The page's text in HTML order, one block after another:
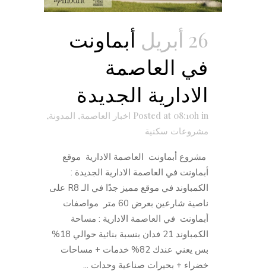
26 أبريل
أبماونت
في العاصمة
الادارية الجديدة
Posted at 08:10h in اخبار العاصمة, المدونة,
مشروعات سكنية
مشروع أبماونت العاصمة الادارية موقع
أبماونت في العاصمة الادارية الجديدة :
الكمباوند في موقع مميز جدًا في الـ R8 على
ناصية شارعين بعرض 60 متر مواصفات
أبماونت في العاصمة الادارية : مساحة
الكمباوند 21 فدان بنسبة بنائية حوالي 18%
بس يعني عندك 82% خدمات + مساحات
خضراء + بحيرات صناعية وحدات ...